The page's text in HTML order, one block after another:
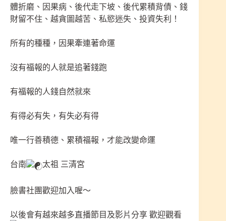
體折磨、因果病、後代走下坡、後代累積背債、錢
財留不住、越貪圖越苦、私慾迷失、投資失利！
所有的種種，因果牽連著命運
沒有福報的人就是追著錢跑
有福報的人錢自然就來
有得必有失，有失必有得
唯一行善積德、累積福報，才能改變命運
台南 太祖 三清宮
臉書社團歡迎加入喔～
以後會有越來越多直播節目及影片分享 歡迎觀看